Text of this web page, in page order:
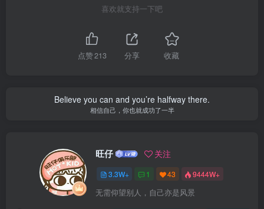
喜欢就支持一下吧
点赞213 分享 收藏
Believe you can and you’re halfway there.
相信自己，你也就成功了一半
旺仔 关注
3.3W+ 1 43 9444W+
无需仰望别人，自己亦是风景